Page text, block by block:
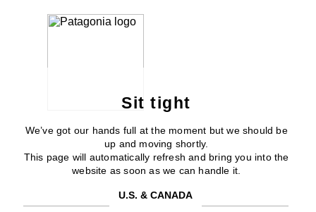
Sit tight
We’ve got our hands full at the moment but we should be
up and moving shortly.
This page will automatically refresh and bring you into the
website as soon as we can handle it.
U.S. & CANADA